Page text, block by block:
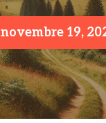
novembre 19,